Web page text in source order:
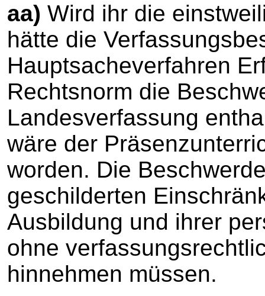
aa) Wird ihr die
hätte die
Hauptsacheverfahren
Rechtsnorm die
Landesverfassung
wäre der
worden. Die
geschilderten
Ausbildung und ihrer
ohne
hinnehmen müssen.